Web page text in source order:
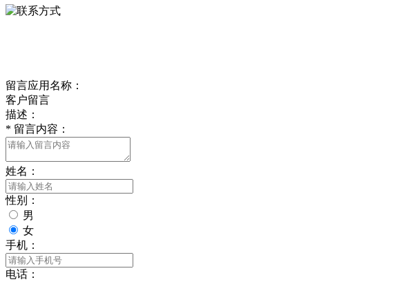
留言应用名称：
客户留言
描述：
* 留言内容：
姓名：
性别：
男
女
手机：
电话：